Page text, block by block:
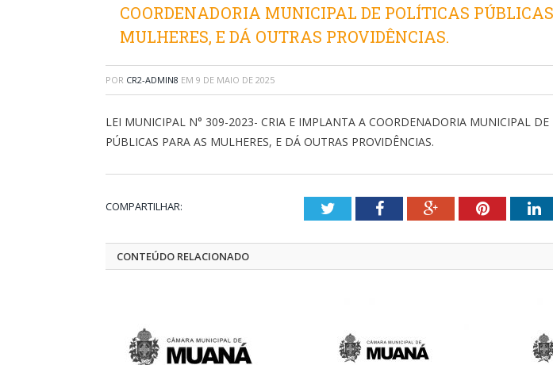
COORDENADORIA MUNICIPAL DE POLÍTICAS
MULHERES, E DÁ OUTRAS PROVIDÊNCIAS.
POR CR2-ADMIN8 EM 9 DE MAIO DE 2025
LEI MUNICIPAL N° 309-2023- CRIA E IMPLANTA A COORDENADORIA MUNICIPAL DE
PÚBLICAS PARA AS MULHERES, E DÁ OUTRAS PROVIDÊNCIAS.
COMPARTILHAR: TwitterFacebookGoogle+Pinterest
CONTEÚDO RELACIONADO